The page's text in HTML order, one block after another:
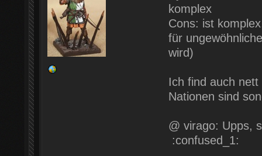
komplex
Cons: ist
für
wird)
Ich find auch
Nationen sind
@ virago: Upps,
:confused_1: